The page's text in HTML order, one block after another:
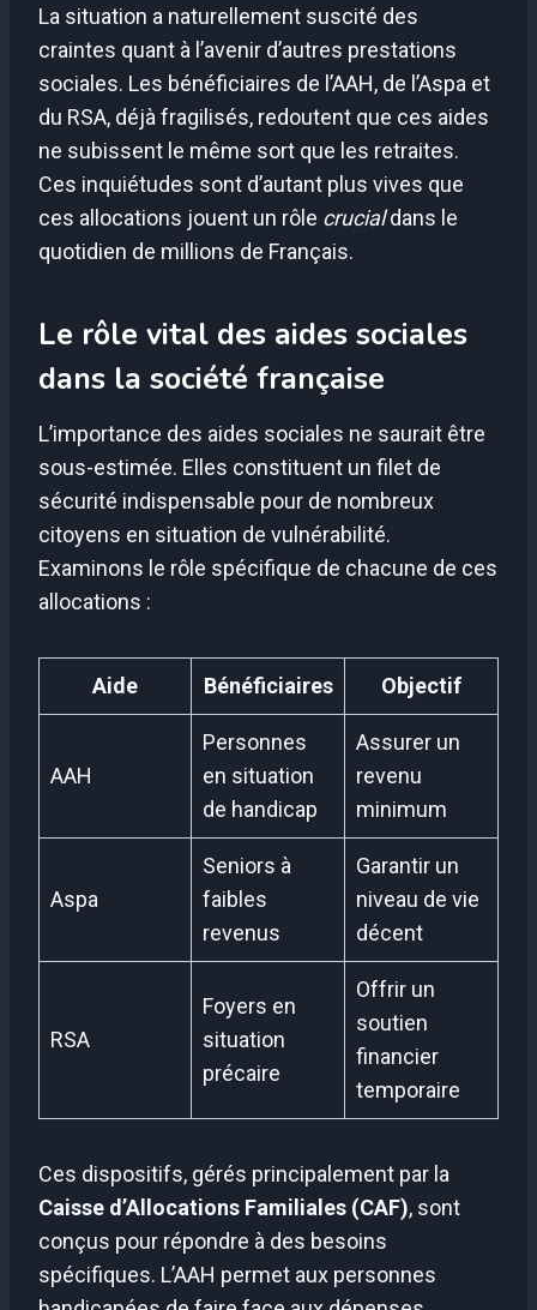
La situation a naturellement suscité des
craintes quant à l’avenir d’autres prestations
sociales. Les bénéficiaires de l’AAH, de l’Aspa et
du RSA, déjà fragilisés, redoutent que ces aides
ne subissent le même sort que les retraites.
Ces inquiétudes sont d’autant plus vives que
ces allocations jouent un rôle crucialdans le
quotidien de millions de Français.
Le rôle vital des aides sociales
dans la société française
L’importance des aides sociales ne saurait être
sous-estimée. Elles constituent un filet de
sécurité indispensable pour de nombreux
citoyens en situation de vulnérabilité.
Examinons le rôle spécifique de chacune de ces
allocations :
Aide Bénéficiaires Objectif
AAH
Personnes
en situation
de handicap
Assurer un
revenu
minimum
Aspa
Seniors à
faibles
revenus
Garantir un
niveau de vie
décent
RSA
Foyers en
situation
précaire
Offrir un
soutien
financier
temporaire
Ces dispositifs, gérés principalement par la
Caisse d’Allocations Familiales (CAF), sont
conçus pour répondre à des besoins
spécifiques. L’AAH permet aux personnes